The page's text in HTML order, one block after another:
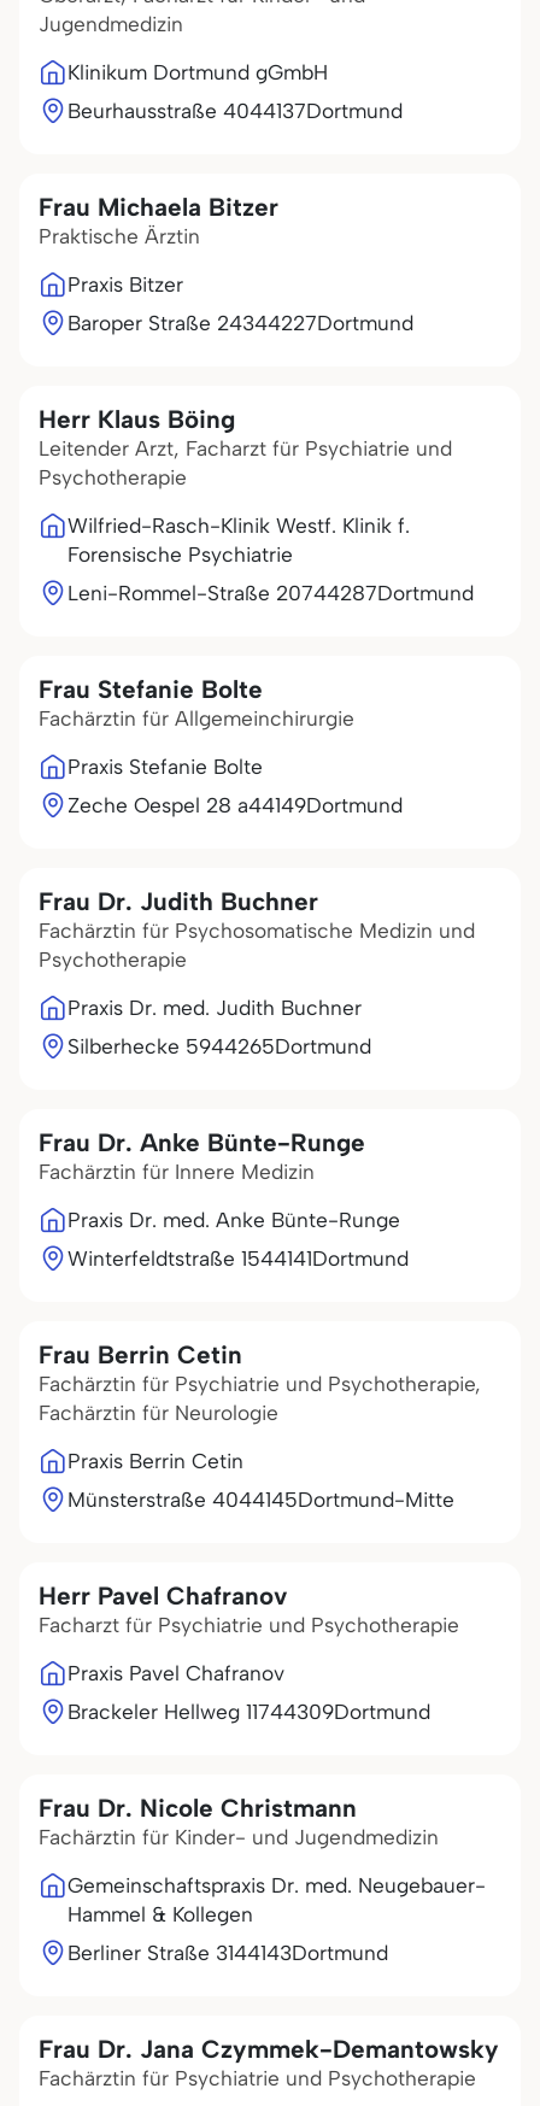
Jugendmedizin
Klinikum Dortmund gGmbH
Beurhausstraße 4044137Dortmund
Frau Michaela Bitzer
Praktische Ärztin
Praxis Bitzer
Baroper Straße 24344227Dortmund
Herr Klaus Böing
Leitender Arzt, Facharzt für Psychiatrie und
Psychotherapie
Wilfried-Rasch-Klinik Westf. Klinik f.
Forensische Psychiatrie
Leni-Rommel-Straße 20744287Dortmund
Frau Stefanie Bolte
Fachärztin für Allgemeinchirurgie
Praxis Stefanie Bolte
Zeche Oespel 28 a44149Dortmund
Frau Dr. Judith Buchner
Fachärztin für Psychosomatische Medizin und
Psychotherapie
Praxis Dr. med. Judith Buchner
Silberhecke 5944265Dortmund
Frau Dr. Anke Bünte-Runge
Fachärztin für Innere Medizin
Praxis Dr. med. Anke Bünte-Runge
Winterfeldtstraße 1544141Dortmund
Frau Berrin Cetin
Fachärztin für Psychiatrie und Psychotherapie,
Fachärztin für Neurologie
Praxis Berrin Cetin
Münsterstraße 4044145Dortmund-Mitte
Herr Pavel Chafranov
Facharzt für Psychiatrie und Psychotherapie
Praxis Pavel Chafranov
Brackeler Hellweg 11744309Dortmund
Frau Dr. Nicole Christmann
Fachärztin für Kinder- und Jugendmedizin
Gemeinschaftspraxis Dr. med. Neugebauer-
Hammel & Kollegen
Berliner Straße 3144143Dortmund
Frau Dr. Jana Czymmek-Demantowsky
Fachärztin für Psychiatrie und Psychotherapie